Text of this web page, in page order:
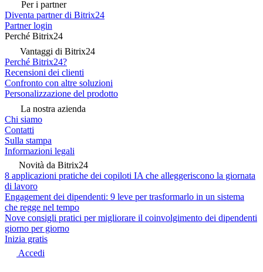
Per i partner
Diventa partner di Bitrix24
Partner login
Perché Bitrix24
Vantaggi di Bitrix24
Perché Bitrix24?
Recensioni dei clienti
Confronto con altre soluzioni
Personalizzazione del prodotto
La nostra azienda
Chi siamo
Contatti
Sulla stampa
Informazioni legali
Novità da Bitrix24
8 applicazioni pratiche dei copiloti IA che alleggeriscono la giornata
di lavoro
Engagement dei dipendenti: 9 leve per trasformarlo in un sistema
che regge nel tempo
Nove consigli pratici per migliorare il coinvolgimento dei dipendenti
giorno per giorno
Inizia gratis
Accedi